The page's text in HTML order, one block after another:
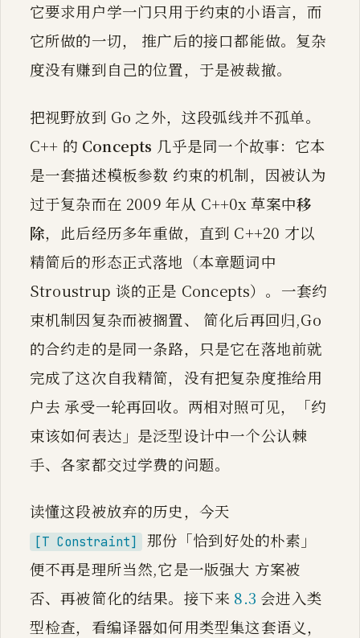
它要求用户学一门只用于约束的小语言，而
它所做的一切， 推广后的接口都能做。复杂
度没有赚到自己的位置，于是被裁撤。
把视野放到 Go 之外，这段弧线并不孤单。
C++ 的 Concepts 几乎是同一个故事：它本
是一套描述模板参数 约束的机制，因被认为
过于复杂而在 2009 年从 C++0x 草案中移
除，此后经历多年重做，直到 C++20 才以
精简后的形态正式落地（本章题词中
Stroustrup 谈的正是 Concepts）。一套约
束机制因复杂而被搁置、 简化后再回归,Go
的合约走的是同一条路，只是它在落地前就
完成了这次自我精简，没有把复杂度推给用
户去 承受一轮再回收。两相对照可见，「约
束该如何表达」是泛型设计中一个公认棘
手、各家都交过学费的问题。
读懂这段被放弃的历史，今天
[T Constraint]
那份「恰到好处的朴素」
便不再是理所当然,它是一版强大 方案被
否、再被简化的结果。接下来 8.3 会进入类
型检查，看编译器如何用类型集这套语义，